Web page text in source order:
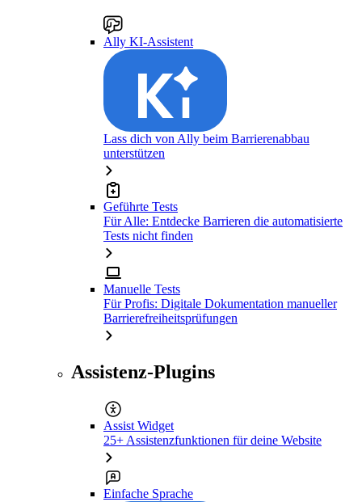
Ally KI-Assistent
Lass dich von Ally beim Barrierenabbau
unterstützen
Geführte Tests
Für Alle: Entdecke Barrieren die automatisierte
Tests nicht finden
Manuelle Tests
Für Profis: Digitale Dokumentation manueller
Barrierefreiheitsprüfungen
Assistenz-Plugins
Assist Widget
25+ Assistenzfunktionen für deine Website
Einfache Sprache